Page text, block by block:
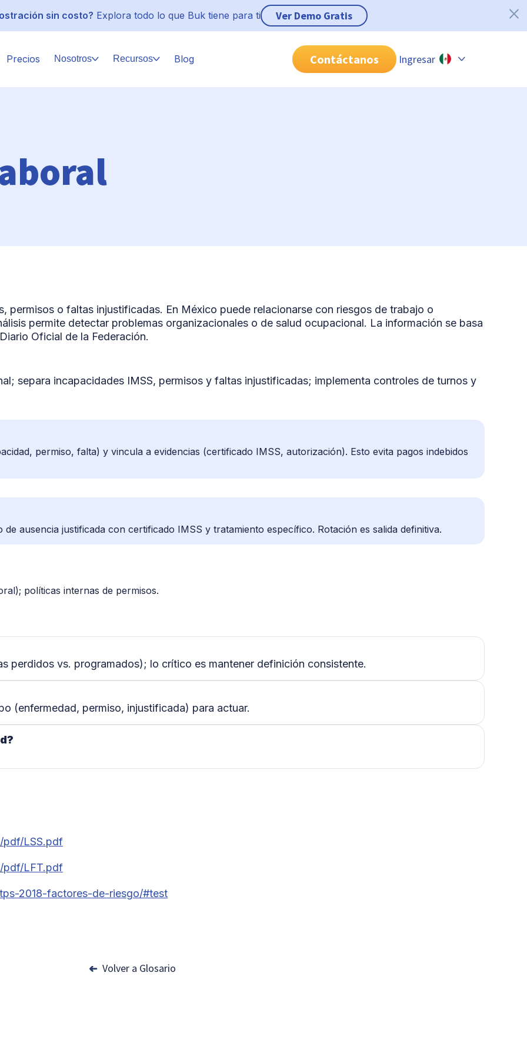
sin costo? Explora todo lo que Buk tiene para ti Ver Demo Gratis
Precios Nosotros Recursos Blog Contáctanos Ingresar
Chile
permisos o faltas injustificadas. En México puede relacionarse con riesgos de trabajo o
permite detectar problemas organizacionales o de salud ocupacional. La información se basa
Oficial de la Federación.
separa incapacidades IMSS, permisos y faltas injustificadas; implementa controles de turnos y
permiso, falta) y vincula a evidencias (certificado IMSS, autorización). Esto evita pagos indebidos
ausencia justificada con certificado IMSS y tratamiento específico. Rotación es salida definitiva.
políticas internas de permisos.
perdidos vs. programados); lo crítico es mantener definición consistente.
(enfermedad, permiso, injustificada) para actuar.
pdf/LSS.pdf
pdf/LFT.pdf
2018-factores-de-riesgo/#test
Volver a Glosario